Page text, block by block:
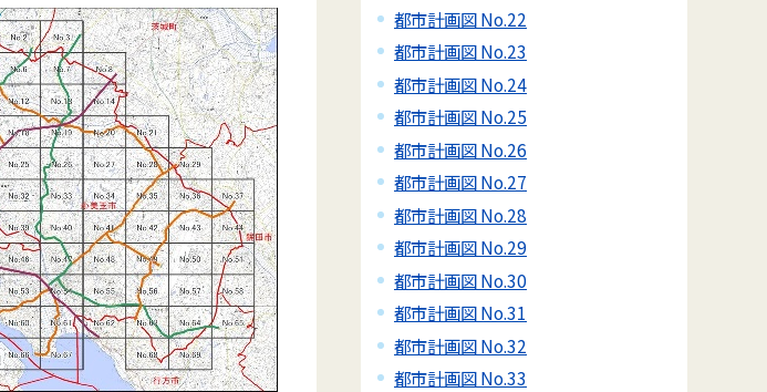
都市計画図 No.22
都市計画図 No.23
都市計画図 No.24
都市計画図 No.25
都市計画図 No.26
都市計画図 No.27
都市計画図 No.28
都市計画図 No.29
都市計画図 No.30
都市計画図 No.31
都市計画図 No.32
都市計画図 No.33